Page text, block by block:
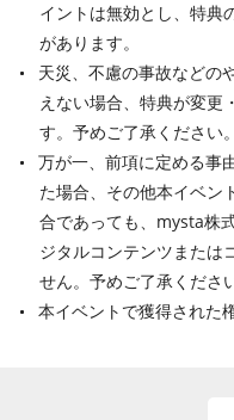
イントは無効とし、特典
があります。
天災、不慮の事故などの
えない場合、特典が変更
す。予めご了承ください。
万が一、前項に定める事
た場合、その他本イベン
合であっても、mysta株
ジタルコンテンツまたは
せん。予めご了承ください
本イベントで獲得された